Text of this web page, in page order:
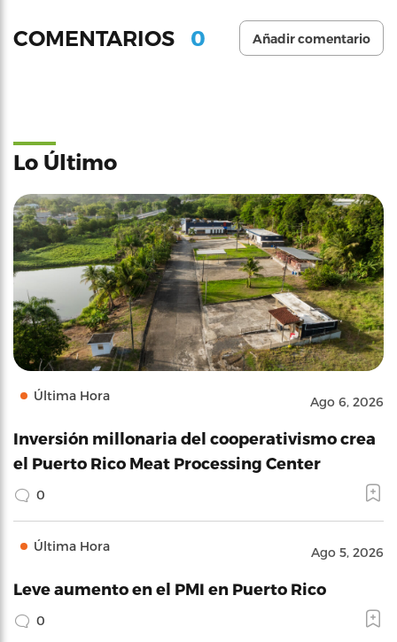
COMENTARIOS 0 Añadir comentario
Lo Último
Última Hora Ago 6, 2026
Inversión millonaria del cooperativismo crea
el Puerto Rico Meat Processing Center
0
Última Hora Ago 5, 2026
Leve aumento en el PMI en Puerto Rico
0